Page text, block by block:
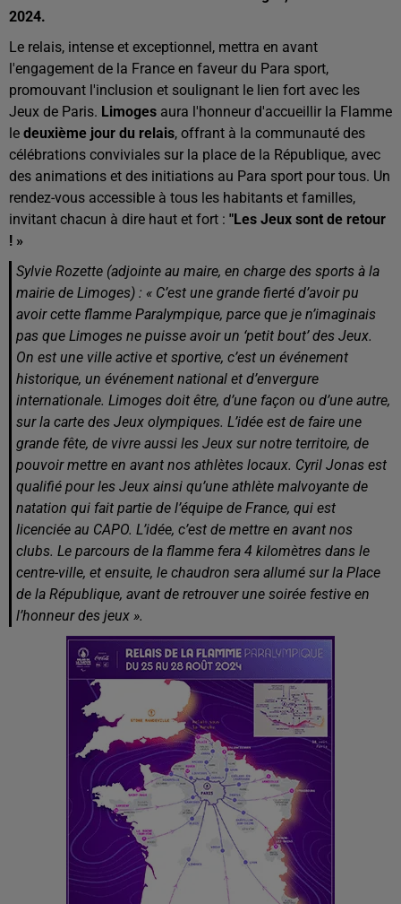
2024.
Le relais, intense et exceptionnel, mettra en avant
l'engagement de la France en faveur du Para sport,
promouvant l'inclusion et soulignant le lien fort avec les
Jeux de Paris. Limoges aura l'honneur d'accueillir la Flamme
le deuxième jour du relais, offrant à la communauté des
célébrations conviviales sur la place de la République, avec
des animations et des initiations au Para sport pour tous. Un
rendez-vous accessible à tous les habitants et familles,
invitant chacun à dire haut et fort : "Les Jeux sont de retour
! »
Sylvie Rozette (adjointe au maire, en charge des sports à la
mairie de Limoges) : « C’est une grande fierté d’avoir pu
avoir cette flamme Paralympique, parce que je n’imaginais
pas que Limoges ne puisse avoir un ‘petit bout’ des Jeux.
On est une ville active et sportive, c’est un événement
historique, un événement national et d’envergure
internationale. Limoges doit être, d’une façon ou d’une autre,
sur la carte des Jeux olympiques. L’idée est de faire une
grande fête, de vivre aussi les Jeux sur notre territoire, de
pouvoir mettre en avant nos athlètes locaux. Cyril Jonas est
qualifié pour les Jeux ainsi qu’une athlète malvoyante de
natation qui fait partie de l’équipe de France, qui est
licenciée au CAPO. L’idée, c’est de mettre en avant nos
clubs. Le parcours de la flamme fera 4 kilomètres dans le
centre-ville, et ensuite, le chaudron sera allumé sur la Place
de la République, avant de retrouver une soirée festive en
l’honneur des jeux ».